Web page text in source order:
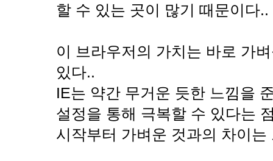
할 수 있는 곳이 많기 때문이다..
이 브라우저의 가치는 바로 가
있다..
IE는 약간 무거운 듯한 느낌을
설정을 통해 극복할 수 있다는
시작부터 가벼운 것과의 차이